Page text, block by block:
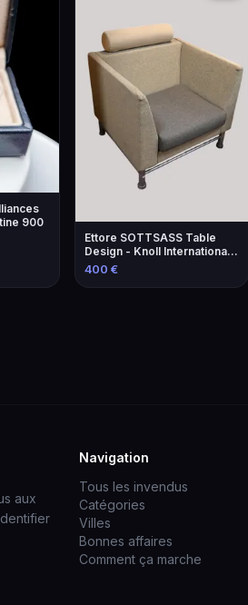
900
Ettore SOTTSASS Table
Design - Knoll International
Éditeur
400 €
aux
Navigation
Tous les invendus
Catégories
Villes
Bonnes affaires
Comment ça marche